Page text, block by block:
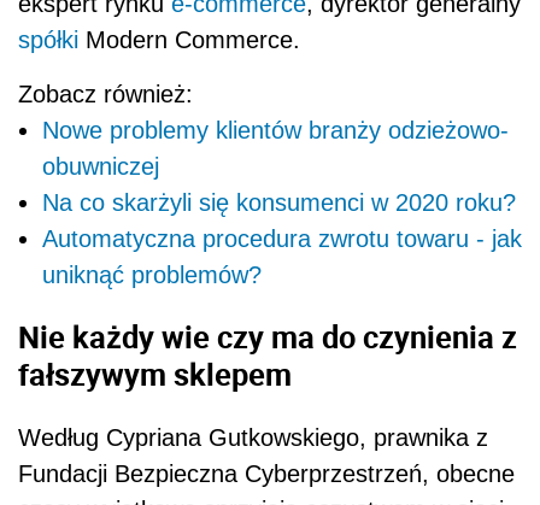
spółki Modern Commerce.
Zobacz również:
Nowe problemy klientów branży odzieżowo-
obuwniczej
Na co skarżyli się konsumenci w 2020 roku?
Automatyczna procedura zwrotu towaru - jak
uniknąć problemów?
Nie każdy wie czy ma do czynienia z
fałszywym sklepem
Według Cypriana Gutkowskiego, prawnika z
Fundacji Bezpieczna Cyberprzestrzeń, obecne